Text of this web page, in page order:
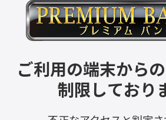
ご利用の端末から
制限しており